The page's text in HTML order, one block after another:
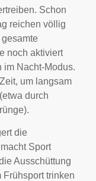
Schon
reichen völlig
noch aktiviert
im Nacht-Modus.
um langsam
durch
die
Sport
Ausschüttung
trinken